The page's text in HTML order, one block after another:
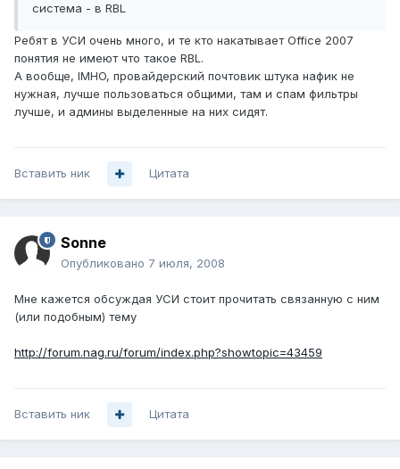
система - в RBL
Ребят в УСИ очень много, и те кто накатывает Office 2007
понятия не имеют что такое RBL.
А вообще, IMHO, провайдерский почтовик штука нафик не
нужная, лучше пользоваться общими, там и спам фильтры
лучше, и админы выделенные на них сидят.
Вставить ник Цитата
Sonne
Опубликовано 7 июля, 2008
Мне кажется обсуждая УСИ стоит прочитать связанную с ним
(или подобным) тему
http://forum.nag.ru/forum/index.php?showtopic=43459
Вставить ник Цитата